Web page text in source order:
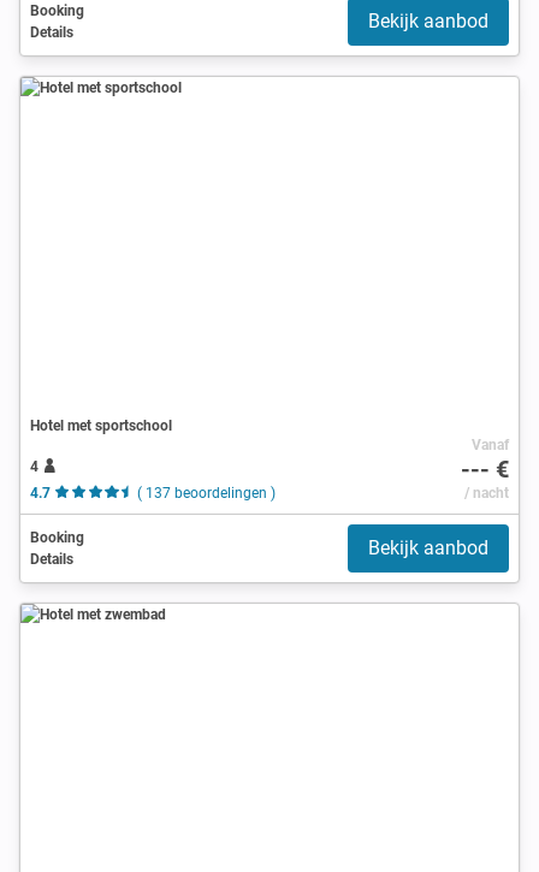
Booking
Details
Bekijk aanbod
Hotel met sportschool
4
4.7
( 137 beoordelingen )
Vanaf
--- €
/ nacht
Booking
Details
Bekijk aanbod